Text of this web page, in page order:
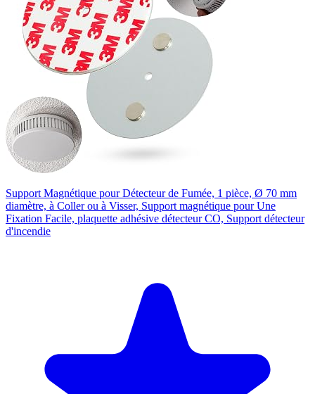
Support Magnétique pour Détecteur de Fumée, 1 pièce, Ø 70 mm
diamètre, à Coller ou à Visser, Support magnétique pour Une
Fixation Facile, plaquette adhésive détecteur CO, Support détecteur
d'incendie